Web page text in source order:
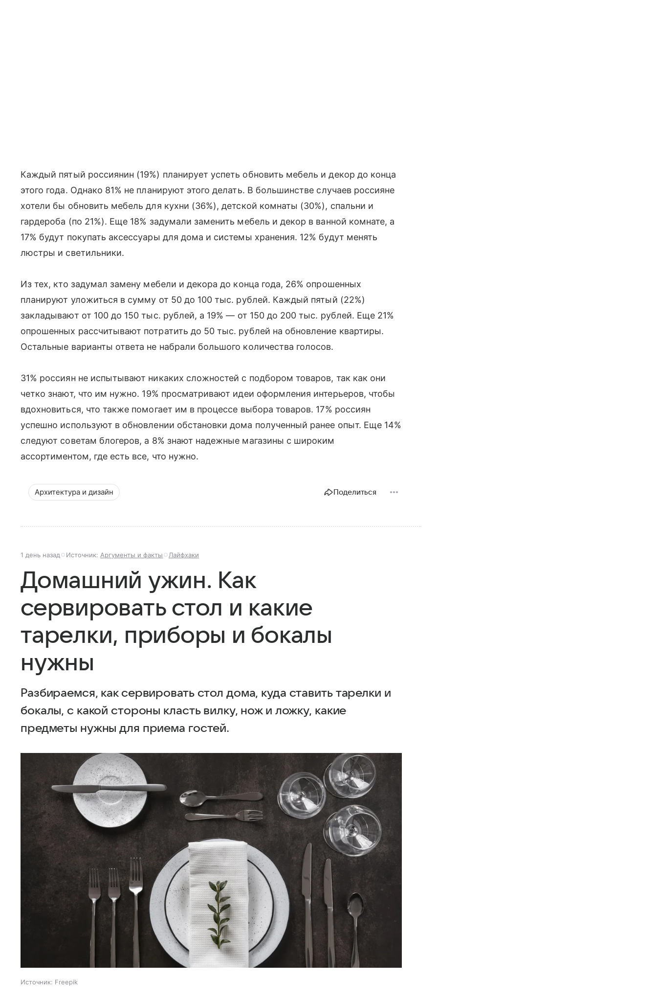
Каждый пятый россиянин (19%) планирует успеть обновить мебель и декор до конца
этого года. Однако 81% не планируют этого делать. В большинстве случаев россияне
хотели бы обновить мебель для кухни (36%), детской комнаты (30%), спальни и
гардероба (по 21%). Еще 18% задумали заменить мебель и декор в ванной комнате, а
17% будут покупать аксессуары для дома и системы хранения. 12% будут менять
люстры и светильники.
Из тех, кто задумал замену мебели и декора до конца года, 26% опрошенных
планируют уложиться в сумму от 50 до 100 тыс. рублей. Каждый пятый (22%)
закладывают от 100 до 150 тыс. рублей, а 19% — от 150 до 200 тыс. рублей. Еще 21%
опрошенных рассчитывают потратить до 50 тыс. рублей на обновление квартиры.
Остальные варианты ответа не набрали большого количества голосов.
31% россиян не испытывают никаких сложностей с подбором товаров, так как они
четко знают, что им нужно. 19% просматривают идеи оформления интерьеров, чтобы
вдохновиться, что также помогает им в процессе выбора товаров. 17% россиян
успешно используют в обновлении обстановки дома полученный ранее опыт. Еще 14%
следуют советам блогеров, а 8% знают надежные магазины с широким
ассортиментом, где есть все, что нужно.
Архитектура и дизайн Поделиться
1 день назад Источник: Аргументы и факты Лайфхаки
Домашний ужин. Как
сервировать стол и какие
тарелки, приборы и бокалы
нужны
Разбираемся, как сервировать стол дома, куда ставить тарелки и
бокалы, с какой стороны класть вилку, нож и ложку, какие
предметы нужны для приема гостей.
Источник: Freepik